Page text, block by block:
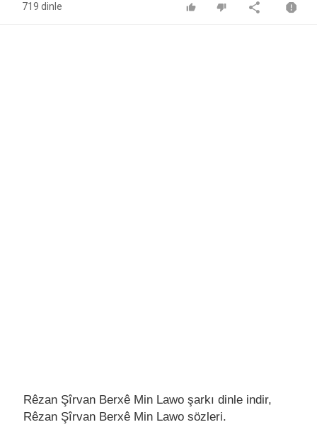
719 dinle
Rêzan Şîrvan Berxê Min Lawo şarkı dinle indir,
Rêzan Şîrvan Berxê Min Lawo sözleri.